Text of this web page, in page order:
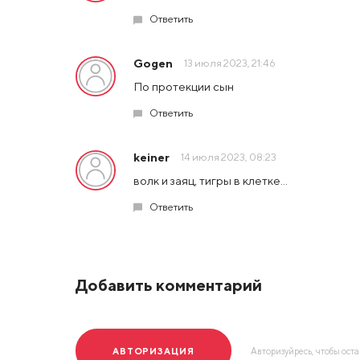
Ответить
Gogen 13 июля 2023, 21:46
По протекции сын
Ответить
keiner 14 июля 2023, 08:23
волк и заяц, тигры в клетке...
Ответить
Добавить комментарий
АВТОРИЗАЦИЯ Авторизуйресь, чтобы